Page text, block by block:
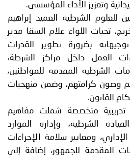
وتعزيز الأداء المؤسسي.
للعلوم الشرطية العميد إبراهيم
تحيات اللواء علام السقا مدير
بضرورة تطوير القدرات
العمل داخل مراكز الشرطة،
الشرطية المقدمة للمواطنين،
وصون كرامتهم، وضمن منهجيات
القانون.
تدريبية متخصصة شملت مفاهيم
الشرطية، وإدارة الموارد
الإداري، ومعايير سلامة الإجراءات
المقدمة للجمهور، إضافة إلى